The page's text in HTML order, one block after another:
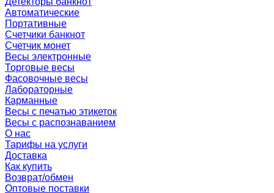
Автоматические
Портативные
Счетчики банкнот
Счетчик монет
Весы электронные
Торговые весы
Фасовочные весы
Лабораторные
Карманные
Весы с печатью этикеток
Весы с распознаванием
О нас
Тарифы на услуги
Доставка
Как купить
Возврат/обмен
Оптовые поставки